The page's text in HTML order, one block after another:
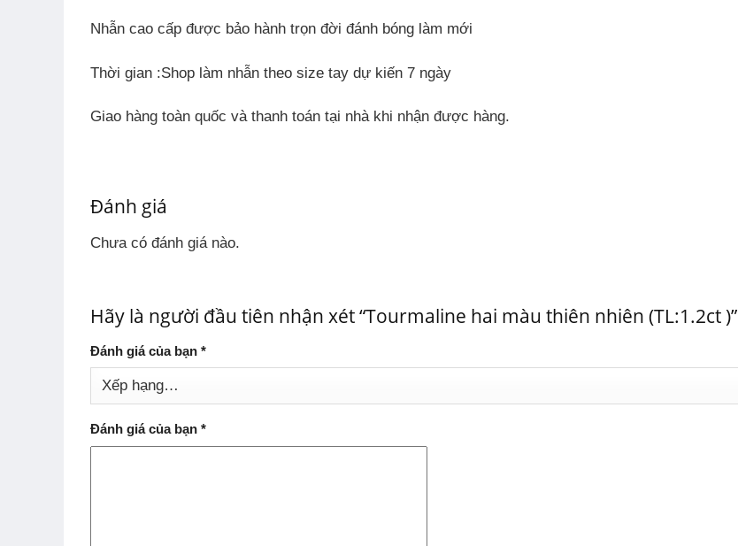
Nhẫn cao cấp được bảo hành trọn đời đánh bóng làm mới
Thời gian :Shop làm nhẫn theo size tay dự kiến 7 ngày
Giao hàng toàn quốc và thanh toán tại nhà khi nhận được hàng.
Đánh giá
Chưa có đánh giá nào.
Hãy là người đầu tiên nhận xét “Tourmaline hai màu thiên nhiên (TL:1.2ct )”
Đánh giá của bạn *
Đánh giá của bạn *